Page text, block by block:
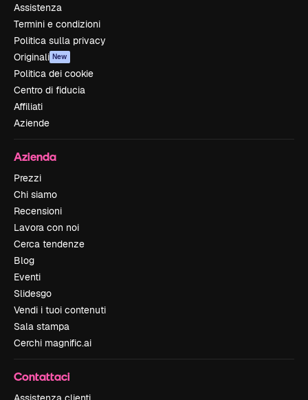
Assistenza
Termini e condizioni
Politica sulla privacy
Originali New
Politica dei cookie
Centro di fiducia
Affiliati
Aziende
Azienda
Prezzi
Chi siamo
Recensioni
Lavora con noi
Cerca tendenze
Blog
Eventi
Slidesgo
Vendi i tuoi contenuti
Sala stampa
Cerchi magnific.ai
Contattaci